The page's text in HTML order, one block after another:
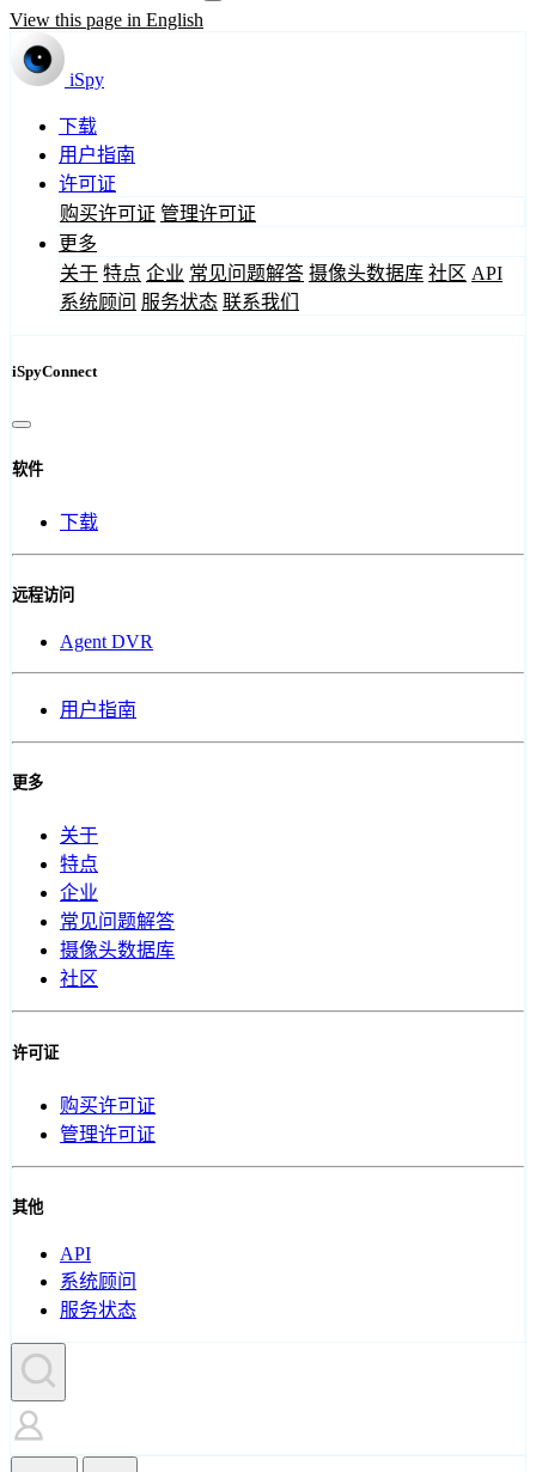
View this page in English
iSpy
下载
用户指南
许可证
购买许可证 管理许可证
更多
关于 特点 企业 常见问题解答 摄像头数据库 社区 API
系统顾问 服务状态 联系我们
iSpyConnect
软件
下载
远程访问
Agent DVR
用户指南
更多
关于
特点
企业
常见问题解答
摄像头数据库
社区
许可证
购买许可证
管理许可证
其他
API
系统顾问
服务状态